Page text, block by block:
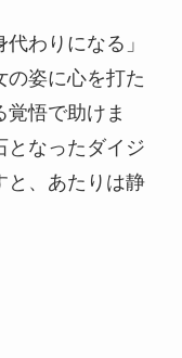
わりになる」
の姿に心を打た
悟で助けま
となったダイジ
と、あたりは静